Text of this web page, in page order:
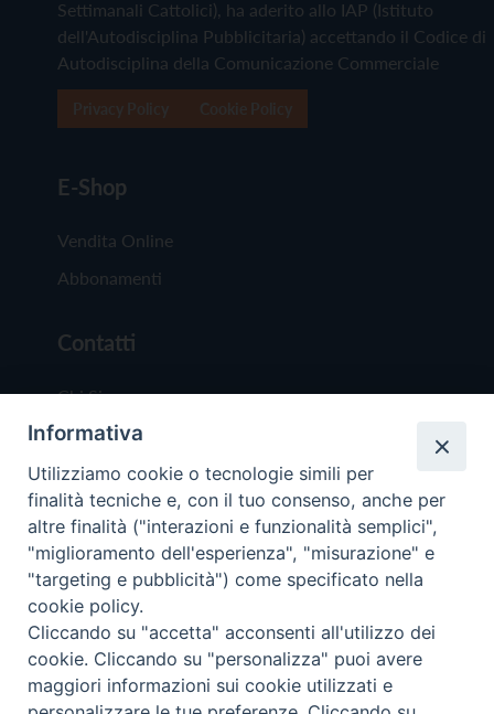
Settimanali Cattolici), ha aderito allo IAP (Istituto
dell'Autodisciplina Pubblicitaria) accettando il Codice di
Autodisciplina della Comunicazione Commerciale
E-Shop
Vendita Online
Abbonamenti
Contatti
Chi Siamo
Redazione
Scrivici
Copyright © 2019 - Tutti i diritti riservati - Vita
Trentina Editrice
Privacy Policy
Informativa
Utilizziamo cookie o tecnologie simili per
finalità tecniche e, con il tuo consenso, anche per
altre finalità ("interazioni e funzionalità semplici",
"miglioramento dell'esperienza", "misurazione" e
"targeting e pubblicità") come specificato nella
cookie policy.
Cliccando su "accetta" acconsenti all'utilizzo dei
cookie. Cliccando su "personalizza" puoi avere
maggiori informazioni sui cookie utilizzati e